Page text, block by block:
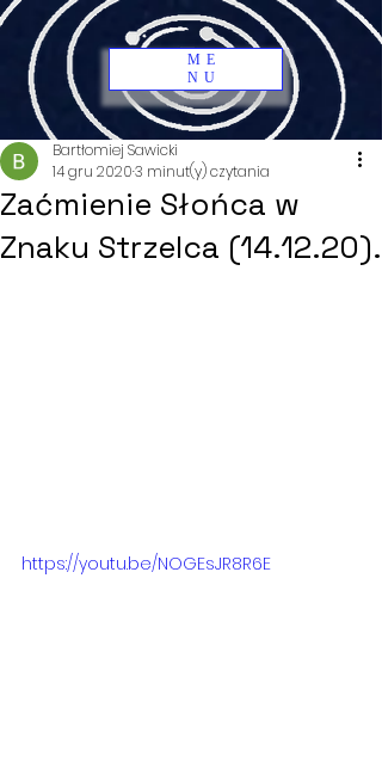
ME
NU
Zaćmienie Słońca w
Znaku Strzelca (14.12.20).
Bartłomiej Sawicki
14 gru 20203 minut(y) czytania
https://youtu.be/NOGEsJR8R6E